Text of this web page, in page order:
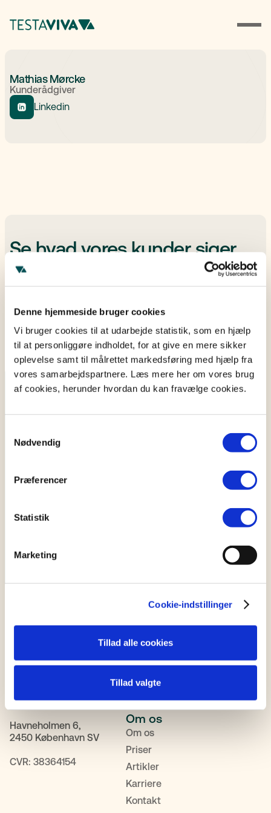
Denne hjemmeside bruger cookies
Vi bruger cookies til at udarbejde statistik, som en hjælp
til at personliggøre indholdet, for at give en mere sikker
oplevelse samt til målrettet markedsføring med hjælp fra
vores samarbejdspartnere. Læs mere her om vores brug
af cookies, herunder hvordan du kan fravælge cookies.
Nødvendig
Præferencer
Statistik
Marketing
Cookie-indstillinger
Tillad alle cookies
Tillad valgte
Mathias Mørcke
Kunderådgiver
Linkedin
Se hvad vores kunder siger
No items found.
Karriere hos TestaViva?
bliver du en del af et team, der arbejder for at
udvikler dine kompetencer og skaber værdi
12.30-16
Tlf:+45 88 62 60 50
Havneholmen 6,
2450 København SV
CVR: 38364154
Fagområder
Erhverv
Dødsbobehandling
Om os
Om os
Priser
Artikler
Karriere
Kontakt